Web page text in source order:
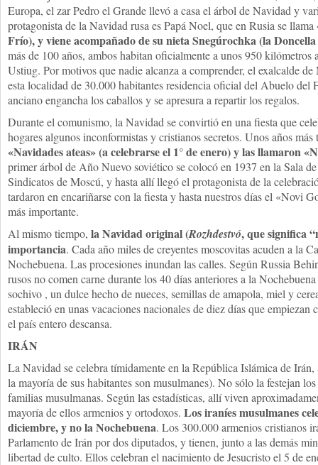
Europa, el zar Pedro el Grande llevó a casa el árbol de Navidad y
protagonista de la Navidad rusa es Papá Noel, que en Rusia se llama
Frío), y viene acompañado de su nieta Snegúrochka (la Doncella
más de 100 años, ambos habitan oficialmente a unos 950
Ustiug. Por motivos que nadie alcanza a comprender, el exalcalde
esta localidad de 30.000 habitantes residencia oficial del Abuelo
anciano engancha los caballos y se apresura a repartir los regalos.
Durante el comunismo, la Navidad se convirtió en una fiesta que
hogares algunos inconformistas y cristianos secretos. Unos años
«Navidades ateas» (a celebrarse el 1° de enero) y las llamaron
primer árbol de Año Nuevo soviético se colocó en 1937 en la Sala
Sindicatos de Moscú, y hasta allí llegó el protagonista de la
tardaron en encariñarse con la fiesta y hasta nuestros días el «Novi
más importante.
Al mismo tiempo, la Navidad original (Rozhdestvó, que significa
importancia. Cada año miles de creyentes moscovitas acuden a la
Nochebuena. Las procesiones inundan las calles. Según Russia
rusos no comen carne durante los 40 días anteriores a la
sochivo , un dulce hecho de nueces, semillas de amapola, miel y
estableció en unas vacaciones nacionales de diez días que empiezan
el país entero descansa.
IRÁN
La Navidad se celebra tímidamente en la República Islámica de
la mayoría de sus habitantes son musulmanes). No sólo la festejan
familias musulmanas. Según las estadísticas, allí viven
mayoría de ellos armenios y ortodoxos. Los iraníes musulmanes
diciembre, y no la Nochebuena. Los 300.000 armenios cristianos
Parlamento de Irán por dos diputados, y tienen, junto a las demás
libertad de culto. Ellos celebran el nacimiento de Jesucristo el 5 de